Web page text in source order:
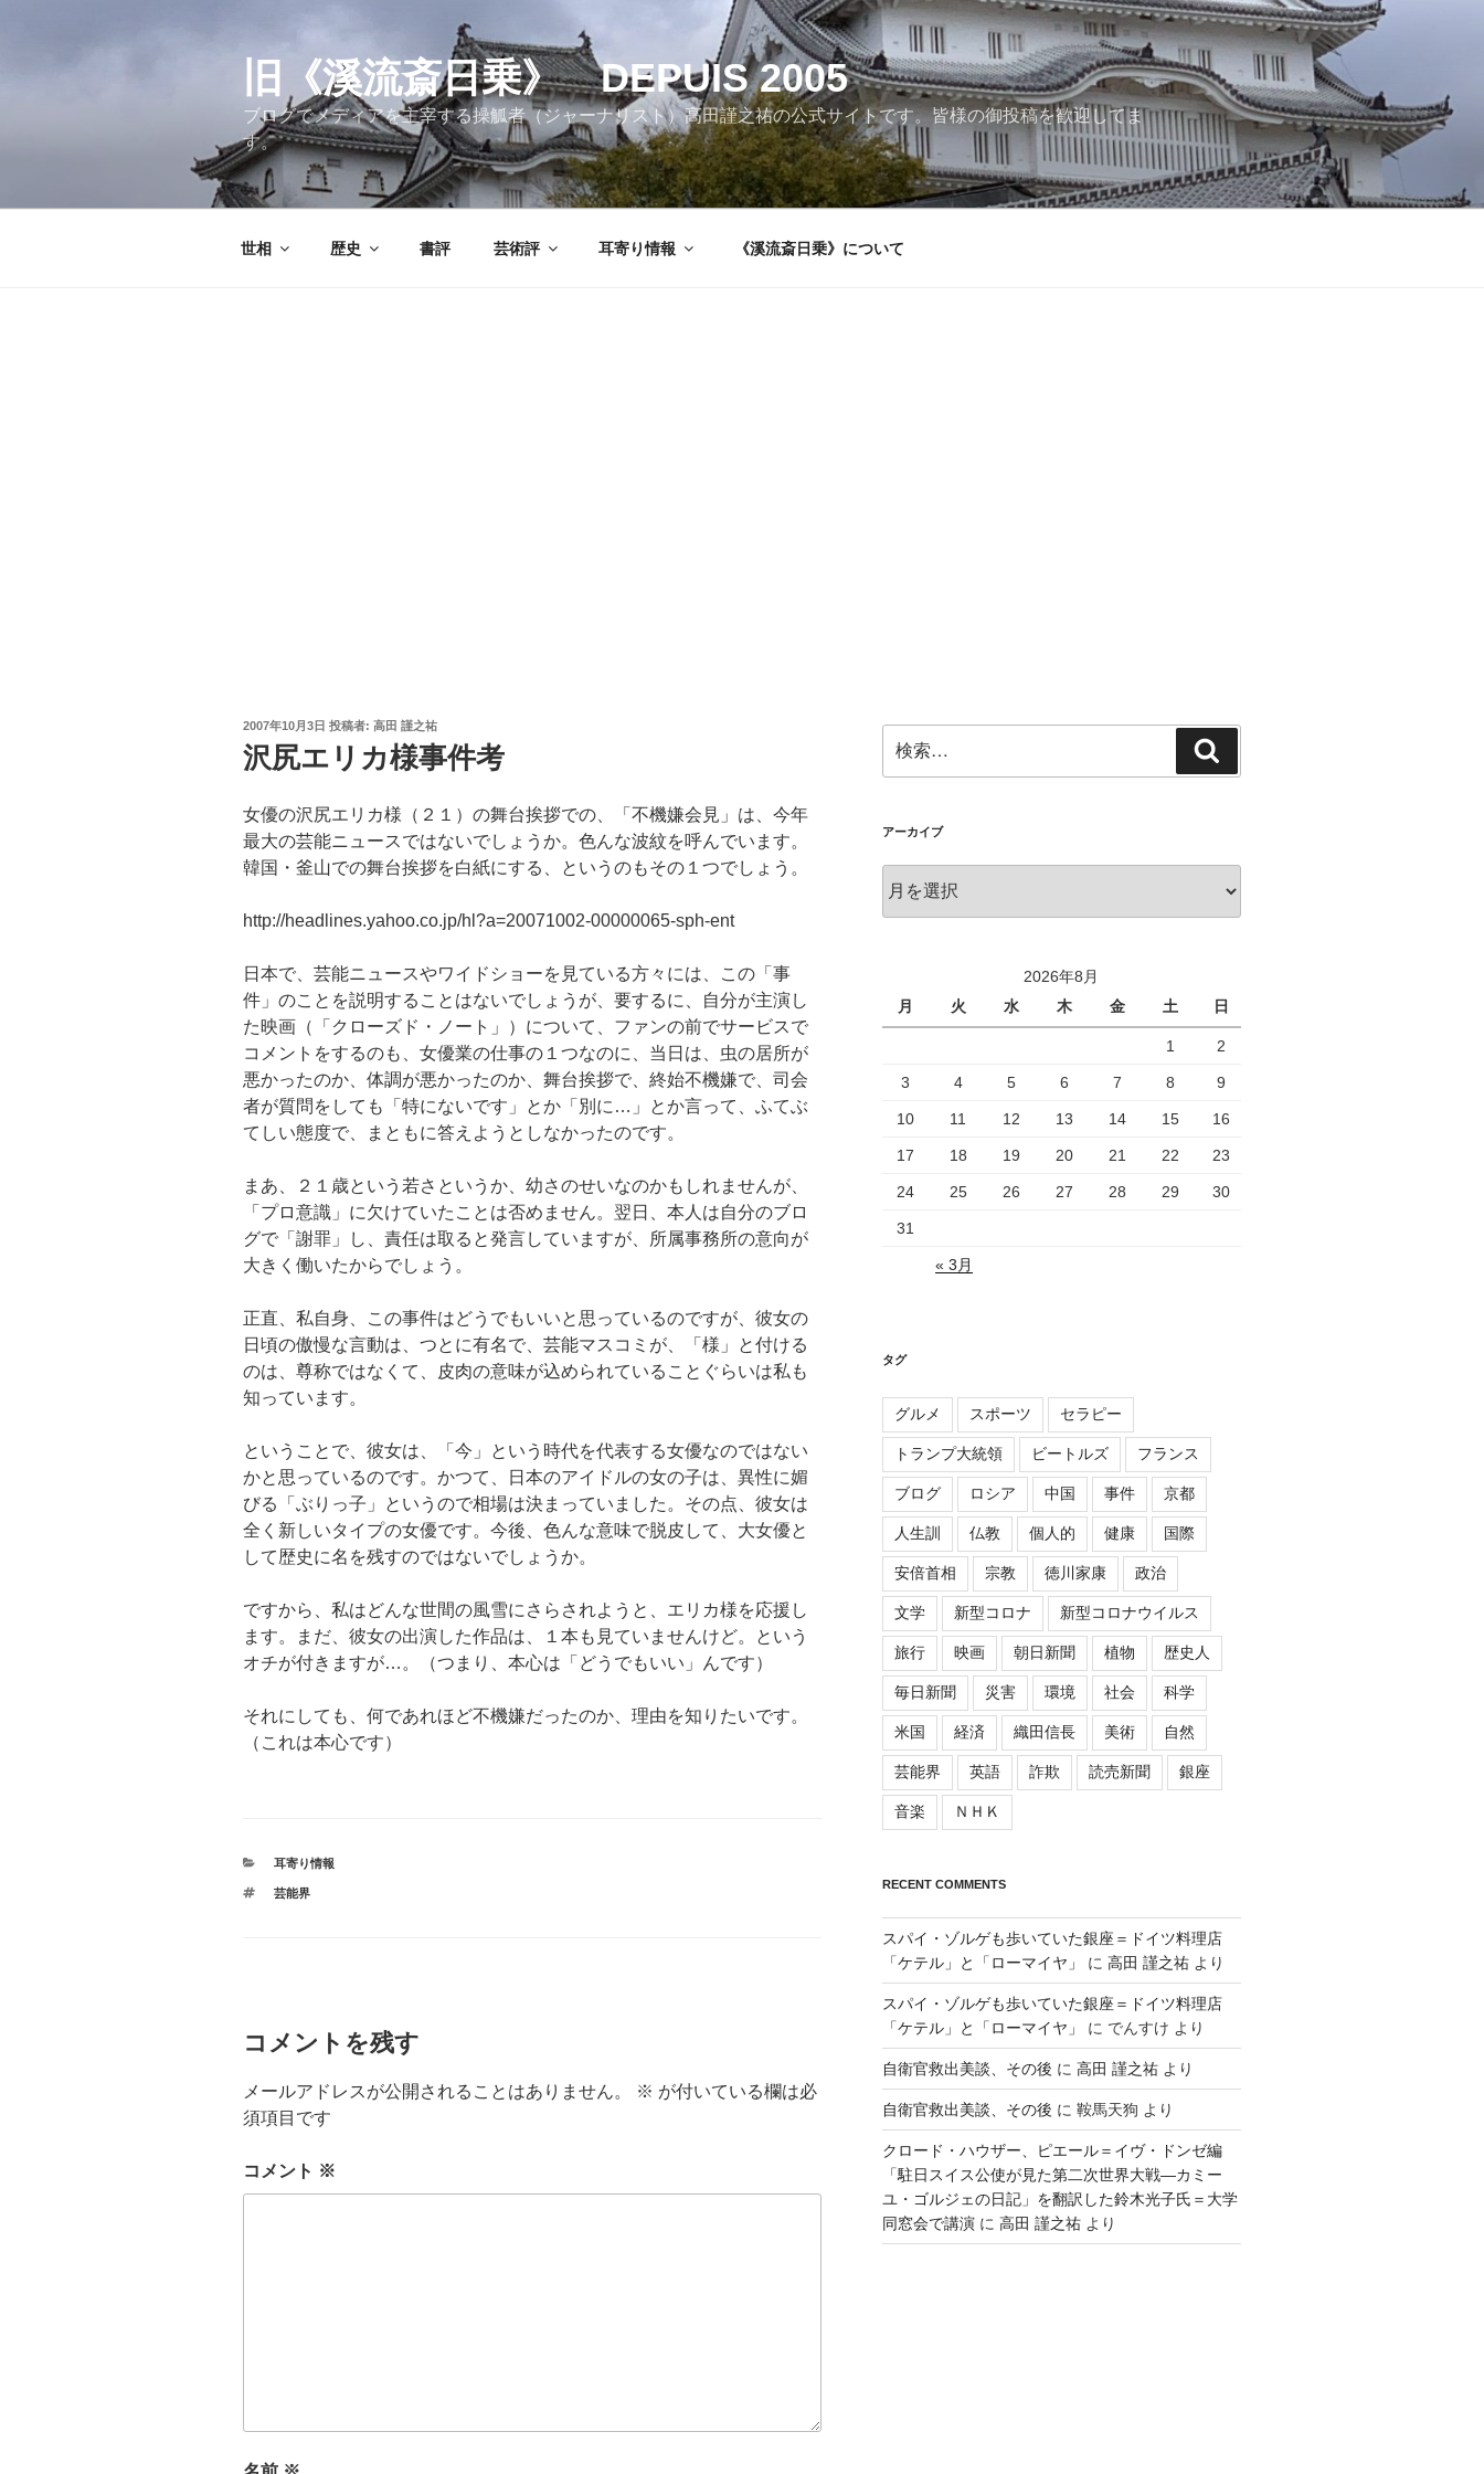
旧《溪流斎日乗》 DEPUIS 2005
ブログでメディアを主宰する操觚者（ジャーナリスト）高田謹之祐の公式サイトです。皆様の御投稿を歓迎してま
す。
世相 歴史 書評 芸術評 耳寄り情報 《溪流斎日乗》について
投
稿
日:
2007年10月3日 投稿者: 高田 謹之祐
沢尻エリカ様事件考
女優の沢尻エリカ様（２１）の舞台挨拶での、「不機嫌会見」は、今年
最大の芸能ニュースではないでしょうか。色んな波紋を呼んでいます。
韓国・釜山での舞台挨拶を白紙にする、というのもその１つでしょう。
http://headlines.yahoo.co.jp/hl?a=20071002-00000065-sph-ent
日本で、芸能ニュースやワイドショーを見ている方々には、この「事
件」のことを説明することはないでしょうが、要するに、自分が主演し
た映画（「クローズド・ノート」）について、ファンの前でサービスで
コメントをするのも、女優業の仕事の１つなのに、当日は、虫の居所が
悪かったのか、体調が悪かったのか、舞台挨拶で、終始不機嫌で、司会
者が質問をしても「特にないです」とか「別に…」とか言って、ふてぶ
てしい態度で、まともに答えようとしなかったのです。
まあ、２１歳という若さというか、幼さのせいなのかもしれませんが、
「プロ意識」に欠けていたことは否めません。翌日、本人は自分のブロ
グで「謝罪」し、責任は取ると発言していますが、所属事務所の意向が
大きく働いたからでしょう。
正直、私自身、この事件はどうでもいいと思っているのですが、彼女の
日頃の傲慢な言動は、つとに有名で、芸能マスコミが、「様」と付ける
のは、尊称ではなくて、皮肉の意味が込められていることぐらいは私も
知っています。
ということで、彼女は、「今」という時代を代表する女優なのではない
かと思っているのです。かつて、日本のアイドルの女の子は、異性に媚
びる「ぶりっ子」というので相場は決まっていました。その点、彼女は
全く新しいタイプの女優です。今後、色んな意味で脱皮して、大女優と
して歴史に名を残すのではないでしょうか。
ですから、私はどんな世間の風雪にさらされようと、エリカ様を応援し
ます。まだ、彼女の出演した作品は、１本も見ていませんけど。という
オチが付きますが…。（つまり、本心は「どうでもいい」んです）
それにしても、何であれほど不機嫌だったのか、理由を知りたいです。
（これは本心です）
カ
ゴ
耳寄り情報
タ
芸能界
コメントを残す
メールアドレスが公開されることはありません。 ※ が付いている欄は必
須項目です
コメント ※
索:
索
アーカイブ
ー
2026年8月
月
火 水 木 金 土 日
1 2
3 4 5 6 7 8 9
10 11 12 13 14 15 16
17 18 19 20 21 22 23
24 25 26 27 28 29 30
31
« 3月
タグ
グルメ スポーツ セラピー
トランプ大統領 ビートルズ フランス
ブログ ロシア 中国 事件 京都
人生訓 仏教 個人的 健康 国際
安倍首相 宗教 徳川家康 政治
文学 新型コロナ 新型コロナウイルス
旅行 映画 朝日新聞 植物 歴史人
毎日新聞 災害 環境 社会 科学
米国 経済 織田信長 美術 自然
芸能界 英語 詐欺 読売新聞 銀座
音楽 ＮＨＫ
RECENT COMMENTS
スパイ・ゾルゲも歩いていた銀座＝ドイツ料理店
「ケテル」と「ローマイヤ」
に 高田 謹之祐より
スパイ・ゾルゲも歩いていた銀座＝ドイツ料理店
「ケテル」と「ローマイヤ」
に でんすけ より
自衛官救出美談、その後 に 高田 謹之祐より
自衛官救出美談、その後 に 鞍馬天狗 より
クロード・ハウザー、ピエール＝イヴ・ドンゼ編
「駐日スイス公使が見た第二次世界大戦―カミー
ユ・ゴルジェの日記」を翻訳した鈴木光子氏＝大学
同窓会で講演に 高田 謹之祐より